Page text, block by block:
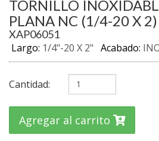
TORNILLO
PLANA NC (1/4-20 X 2)
XAP06051
Largo: 1/4"-20 X 2" Acabado:
Cantidad:
Agregar al carrito